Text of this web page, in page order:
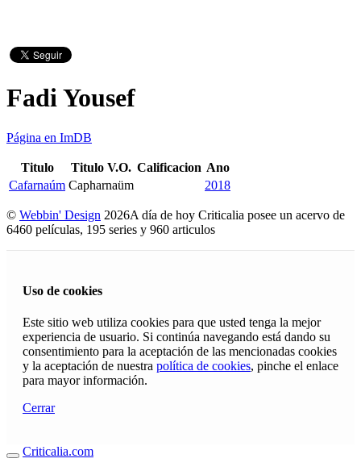
Fadi Yousef
Página en ImDB
Titulo Titulo V.O. Calificacion Ano
Cafarnaúm Capharnaüm 2018
© Webbin' Design 2026A día de hoy Criticalia posee un acervo de
6460 películas, 195 series y 960 articulos
Uso de cookies
Este sitio web utiliza cookies para que usted tenga la mejor
experiencia de usuario. Si continúa navegando está dando su
consentimiento para la aceptación de las mencionadas cookies
y la aceptación de nuestra política de cookies, pinche el enlace
para mayor información.
Cerrar
Criticalia.com